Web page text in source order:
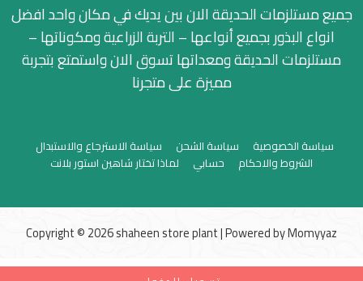
جميع مستلزمات الحديقة الان بين يديك في مكان واحد افضل
انواع البذور بجميع أنواعها – التربة الزراعية ومكوناتها –
مستلزمات الحديقة ومعداتها تسوق الان واستمتع بتجربة
مميزة على متجرنا
سياسة الخصوصية سياسة الشحن
سياسة الاسترجاع والاستبدال
الشروط والاحكام
حسابي لماذا تختار شاهين استور بلانت
Copyright © 2026 shaheen store plant | Powered byMomyyaz